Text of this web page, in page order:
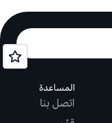
المساعدة
اتصل بنا